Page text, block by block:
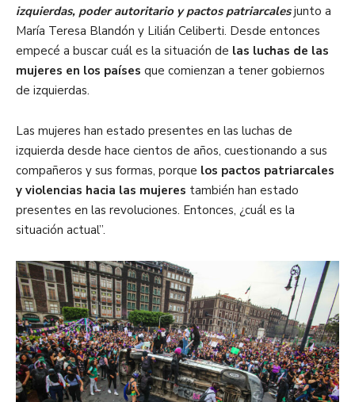
izquierdas, poder autoritario y pactos patriarcales junto a
María Teresa Blandón y Lilián Celiberti. Desde entonces
empecé a buscar cuál es la situación de las luchas de las
mujeres en los países que comienzan a tener gobiernos
de izquierdas.
Las mujeres han estado presentes en las luchas de
izquierda desde hace cientos de años, cuestionando a sus
compañeros y sus formas, porque los pactos patriarcales
y violencias hacia las mujeres también han estado
presentes en las revoluciones. Entonces, ¿cuál es la
situación actual”.